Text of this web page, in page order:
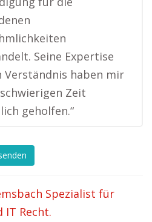
Seine Expertise
Verständnis haben mir
Zeit
geholfen.“
Spezialist für
Recht.